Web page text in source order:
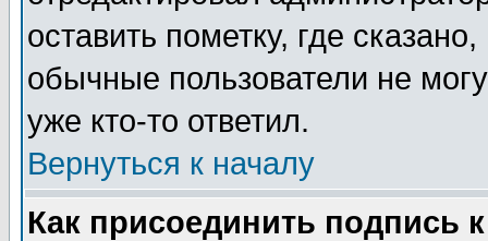
оставить пометку, где
обычные пользователи не
уже кто-то ответил.
Вернуться к началу
Как присоединить подпись